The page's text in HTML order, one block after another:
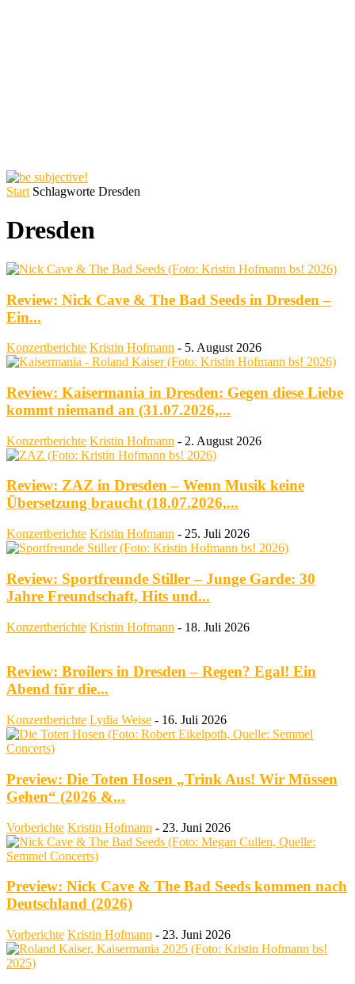
Start Schlagworte Dresden
Dresden
Review: Nick Cave & The Bad Seeds in Dresden –
Ein...
Konzertberichte Kristin Hofmann - 5. August 2026
Review: Kaisermania in Dresden: Gegen diese Liebe
kommt niemand an (31.07.2026,...
Konzertberichte Kristin Hofmann - 2. August 2026
Review: ZAZ in Dresden – Wenn Musik keine
Übersetzung braucht (18.07.2026,...
Konzertberichte Kristin Hofmann - 25. Juli 2026
Review: Sportfreunde Stiller – Junge Garde: 30
Jahre Freundschaft, Hits und...
Konzertberichte Kristin Hofmann - 18. Juli 2026
Review: Broilers in Dresden – Regen? Egal! Ein
Abend für die...
Konzertberichte Lydia Weise - 16. Juli 2026
Preview: Die Toten Hosen „Trink Aus! Wir Müssen
Gehen“ (2026 &...
Vorberichte Kristin Hofmann - 23. Juni 2026
Preview: Nick Cave & The Bad Seeds kommen nach
Deutschland (2026)
Vorberichte Kristin Hofmann - 23. Juni 2026